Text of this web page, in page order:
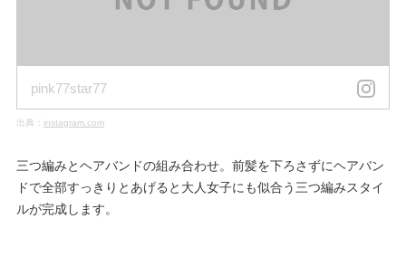
pink77star77
出典： instagram.com
三つ編みとヘアバンドの組み合わせ。前髪を下ろさずにヘアバン
ドで全部すっきりとあげると大人女子にも似合う三つ編みスタイ
ルが完成します。